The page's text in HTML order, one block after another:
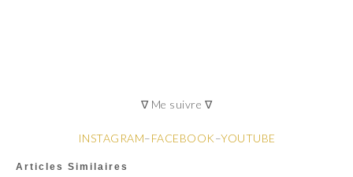
∇ Me suivre ∇
INSTAGRAM–FACEBOOK–YOUTUBE
Articles Similaires